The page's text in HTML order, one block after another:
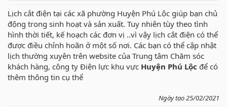
Lịch cắt điện tại các xã phường Huyện Phú Lộc giúp bạn chủ
động trong sinh hoạt và sản xuất. Tuy nhiên tùy theo tình
hình thời tiết, kế hoạch các đơn vị ..vì vậy lịch cắt điện có thể
được điều chỉnh hoãn ở một số nơi. Các bạn có thể cập nhật
lịch thường xuyên trên website của Trung tâm Chăm sóc
khách hàng, công ty Điện lực khu vực Huyện Phú Lộc để có
thêm thông tin cụ thể
Ngày tạo 25/02/2021